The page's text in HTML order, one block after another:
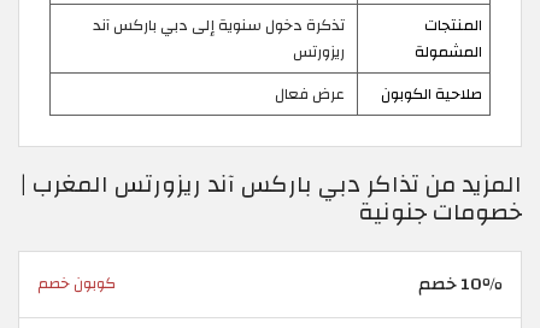
المنتجات
المشمولة
تذكرة دخول سنوية إلى دبي باركس آند
ريزورتس
صلاحية الكوبون
عرض فعال
المزيد من تذاكر دبي باركس آند ريزورتس المغرب |
خصومات جنونية
10٪ خصم كوبون خصم